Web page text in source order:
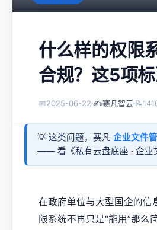
什么样的权限
合规？这5项
📅2025-06-22 ✍️赛凡智云 📝
💡 这类问题，赛凡 企业文件
—— 看《私有云盘底座 · 企
在政府单位与大型国企的信
限系统不再只是“能用”那么